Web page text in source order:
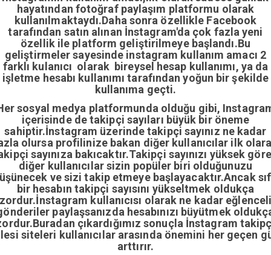
hayatından fotoğraf paylaşım platformu olarak
kullanılmaktaydı.Daha sonra özellikle Facebook
tarafından satın alınan İnstagram'da çok fazla yeni
özellik ile platform geliştirilmeye başlandı.Bu
geliştirmeler sayesinde instagram kullanım amacı 2
farklı kulanıcı olarak bireysel hesap kullanımı, ya da
işletme hesabı kullanımı tarafından yoğun bir şekilde
kullanıma geçti.
sosyal medya platformunda olduğu gibi,
içerisinde de takipçi sayıları büyük bir öneme
sahiptir.İnstagram üzerinde takipçi sayınız ne kadar
olursa profilinize bakan diğer kullanıcılar ilk
sayınıza bakıcaktır.Takipçi sayınızı yüksek
diğer kullanıcılar sizin popüler biri olduğunuzu
ve sizi takip etmeye başlayacaktır.Ancak
bir hesabın takipçi sayısını yükseltmek oldukça
kullanıcısı olarak ne kadar
paylaşsanızda hesabınızı büyütmek
çıkardığımız sonuçla İnstagram
siteleri kullanıcılar arasında önemini her geçen
arttırır.